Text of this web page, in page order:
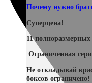
Почему нужно
Суперцена!
11
Ограниченная
Не откладывай
боксов ограничено!